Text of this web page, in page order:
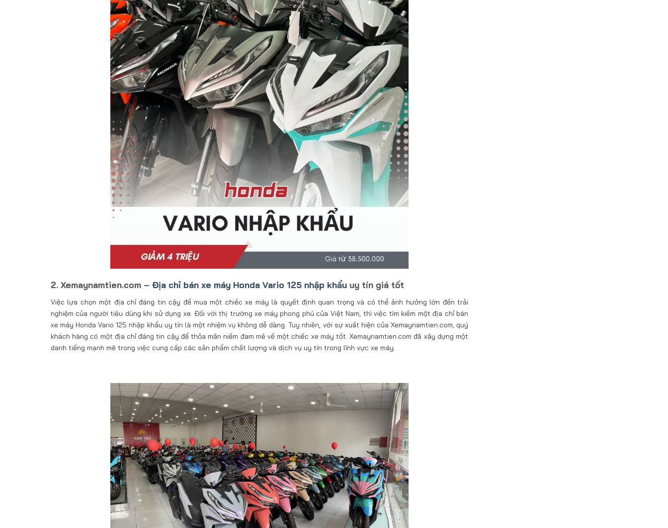
2. Xemaynamtien.com – Địa chỉ bán xe máy Honda Vario 125 nhập khẩu uy tín giá tốt
Việc lựa chọn một địa chỉ đáng tin cậy để mua một chiếc xe máy là quyết định quan trọng và có thể ảnh hưởng lớn đến trải
nghiệm của người tiêu dùng khi sử dụng xe. Đối với thị trường xe máy phong phú của Việt Nam, thì việc tìm kiếm một địa chỉ bán
xe máy Honda Vario 125 nhập khẩu uy tín là một nhiệm vụ không dễ dàng. Tuy nhiên, với sự xuất hiện của Xemaynamtien.com, quý
khách hàng có một địa chỉ đáng tin cậy để thỏa mãn niềm đam mê về một chiếc xe máy tốt. Xemaynamtien.com đã xây dựng một
danh tiếng mạnh mẽ trong việc cung cấp các sản phẩm chất lượng và dịch vụ uy tín trong lĩnh vực xe máy.